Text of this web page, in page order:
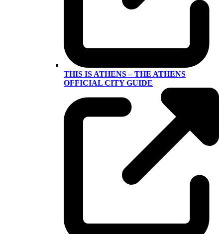
THIS IS ATHENS – THE ATHENS
OFFICIAL CITY GUIDE